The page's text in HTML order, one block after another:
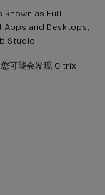
known as Full
and Desktops,
Studio.
可能会发现 Citrix